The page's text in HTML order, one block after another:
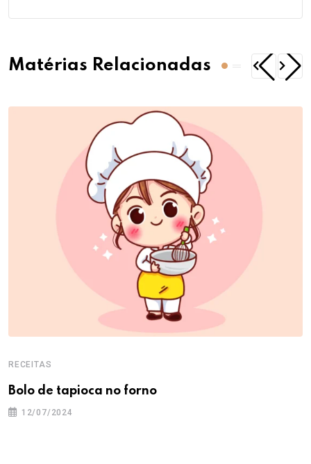
Matérias Relacionadas
RECEITAS
Bolo de tapioca no forno
12/07/2024